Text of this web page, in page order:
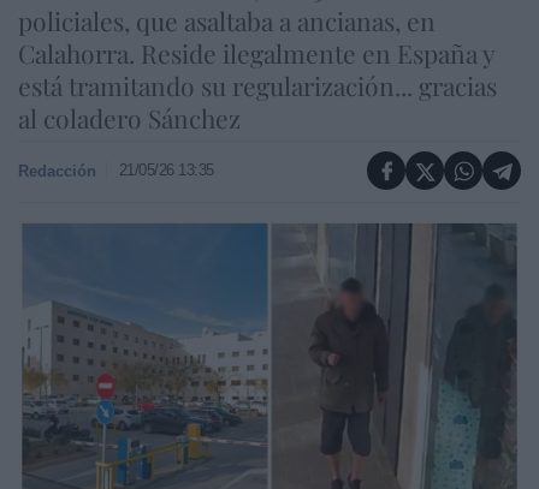
policiales, que asaltaba a ancianas, en
Calahorra. Reside ilegalmente en España y
está tramitando su regularización... gracias
al coladero Sánchez
Redacción 21/05/26 13:35